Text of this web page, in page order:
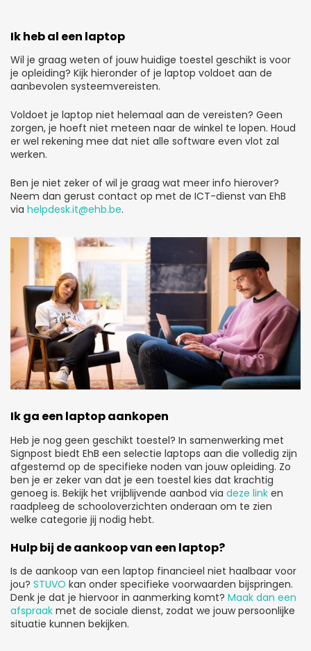
Ik heb al een laptop
Wil je graag weten of jouw huidige toestel geschikt is voor
je opleiding? Kijk hieronder of je laptop voldoet aan de
aanbevolen systeemvereisten.
Voldoet je laptop niet helemaal aan de vereisten? Geen
zorgen, je hoeft niet meteen naar de winkel te lopen. Houd
er wel rekening mee dat niet alle software even vlot zal
werken.
Ben je niet zeker of wil je graag wat meer info hierover?
Neem dan gerust contact op met de ICT-dienst van EhB
via helpdesk.it@ehb.be.
Ik ga een laptop aankopen
Heb je nog geen geschikt toestel? In samenwerking met
Signpost biedt EhB een selectie laptops aan die volledig zijn
afgestemd op de specifieke noden van jouw opleiding. Zo
ben je er zeker van dat je een toestel kies dat krachtig
genoeg is. Bekijk het vrijblijvende aanbod via deze link en
raadpleeg de schooloverzichten onderaan om te zien
welke categorie jij nodig hebt.
Hulp bij de aankoop van een laptop?
Is de aankoop van een laptop financieel niet haalbaar voor
jou? STUVO kan onder specifieke voorwaarden bijspringen.
Denk je dat je hiervoor in aanmerking komt? Maak dan een
afspraak met de sociale dienst, zodat we jouw persoonlijke
situatie kunnen bekijken.